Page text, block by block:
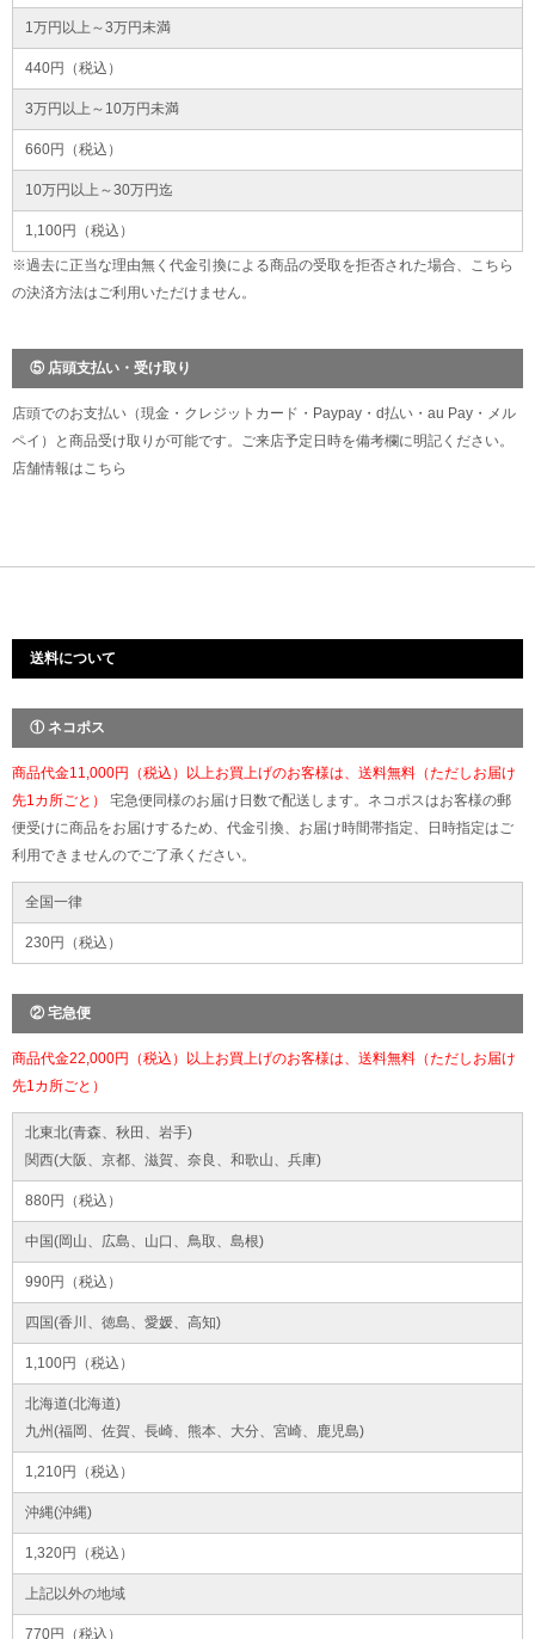
1万円以上～3万円未満
440円（税込）
3万円以上～10万円未満
660円（税込）
10万円以上～30万円迄
1,100円（税込）
※過去に正当な理由無く代金引換による商品の受取を拒否された場合、こちら
の決済方法はご利用いただけません。
⑤ 店頭支払い・受け取り
店頭でのお支払い（現金・クレジットカード・Paypay・d払い・au Pay・メル
ペイ）と商品受け取りが可能です。ご来店予定日時を備考欄に明記ください。
店舗情報はこちら
送料について
① ネコポス
商品代金11,000円（税込）以上お買上げのお客様は、送料無料（ただしお届け
先1カ所ごと） 宅急便同様のお届け日数で配送します。ネコポスはお客様の郵
便受けに商品をお届けするため、代金引換、お届け時間帯指定、日時指定はご
利用できませんのでご了承ください。
全国一律
230円（税込）
② 宅急便
商品代金22,000円（税込）以上お買上げのお客様は、送料無料（ただしお届け
先1カ所ごと）
北東北(青森、秋田、岩手)
関西(大阪、京都、滋賀、奈良、和歌山、兵庫)
880円（税込）
中国(岡山、広島、山口、鳥取、島根)
990円（税込）
四国(香川、徳島、愛媛、高知)
1,100円（税込）
北海道(北海道)
九州(福岡、佐賀、長崎、熊本、大分、宮崎、鹿児島)
1,210円（税込）
沖縄(沖縄)
1,320円（税込）
上記以外の地域
770円（税込）